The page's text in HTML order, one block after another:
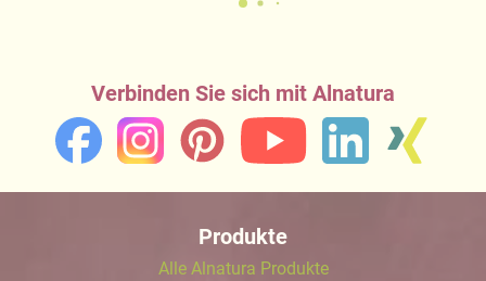
Verbinden Sie sich mit Alnatura
Produkte
Alle Alnatura Produkte